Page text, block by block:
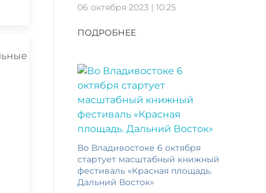
06 октября 2023 | 10:25
ПОДРОБНЕЕ
Во Владивостоке 6 октября
стартует масштабный книжный
фестиваль «Красная площадь.
Дальний Восток»